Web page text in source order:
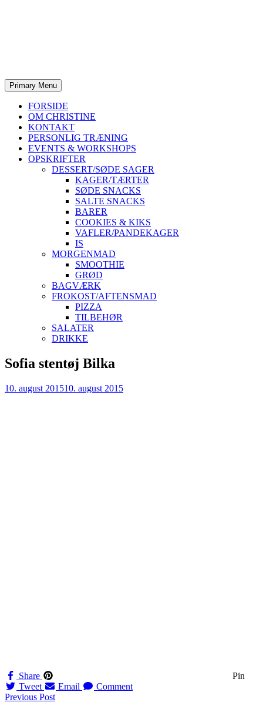
Primary Menu
FORSIDE
OM CHRISTINE
KONTAKT
PERSONLIG TRÆNING
EVENTS & WORKSHOPS
OPSKRIFTER
DESSERT/SØDE SAGER
KAGER/TÆRTER
SØDE SNACKS
SALTE SNACKS
BARER
COOKIES & KIKS
VAFLER/PANDEKAGER
IS
MORGENMAD
SMOOTHIE
GRØD
BAGVÆRK
FROKOST/AFTENSMAD
PIZZA
TILBEHØR
SALATER
DRIKKE
Skip
to
Sofia stentøj Bilka
10. august 201510. august 2015
Share
Pin
Tweet
Email Comment
Navigation
Previous Post